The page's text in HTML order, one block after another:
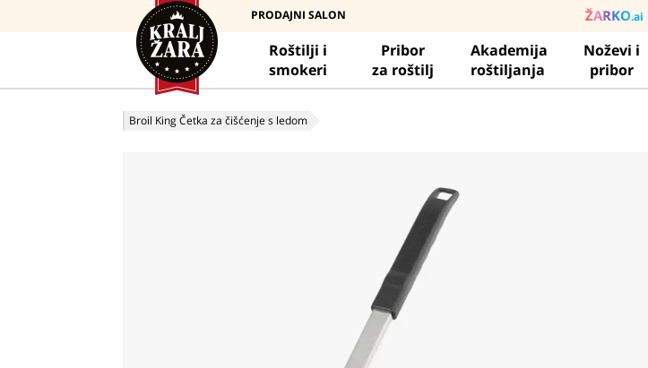
PRODAJNI SALON ŽARKO.ai
Roštilji i
smokeri
Pribor
za roštilj
Akademija
roštiljanja
Noževi i
pribor
Broil King Četka za čišćenje s ledom